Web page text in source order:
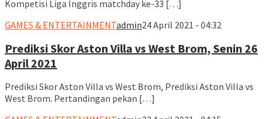
Kompetisi Liga Inggris matchday ke-33 […]
GAMES & ENTERTAINMENTadmin24 April 2021 - 04:32
Prediksi Skor Aston Villa vs West Brom, Senin 26
April 2021
Prediksi Skor Aston Villa vs West Brom, Prediksi Aston Villa vs
West Brom. Pertandingan pekan […]